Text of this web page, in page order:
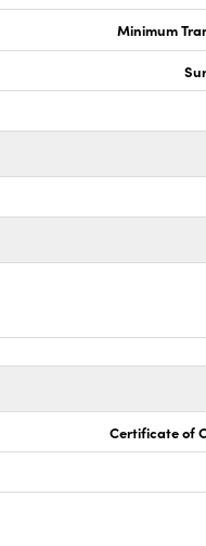
Minimum
Certificate of